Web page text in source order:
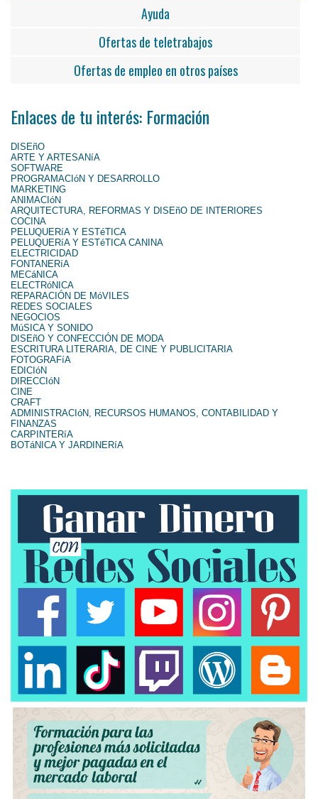
Ayuda
Ofertas de teletrabajos
Ofertas de empleo en otros países
Enlaces de tu interés: Formación
DISEñO
ARTE Y ARTESANíA
SOFTWARE
PROGRAMACIóN Y DESARROLLO
MARKETING
ANIMACIóN
ARQUITECTURA, REFORMAS Y DISEñO DE INTERIORES
COCINA
PELUQUERíA Y ESTéTICA
PELUQUERíA Y ESTéTICA CANINA
ELECTRICIDAD
FONTANERíA
MECáNICA
ELECTRóNICA
REPARACIÓN DE MóVILES
REDES SOCIALES
NEGOCIOS
MúSICA Y SONIDO
DISEñO Y CONFECCIÓN DE MODA
ESCRITURA LITERARIA, DE CINE Y PUBLICITARIA
FOTOGRAFíA
EDICIóN
DIRECCIóN
CINE
CRAFT
ADMINISTRACIóN, RECURSOS HUMANOS, CONTABILIDAD Y
FINANZAS
CARPINTERíA
BOTáNICA Y JARDINERíA